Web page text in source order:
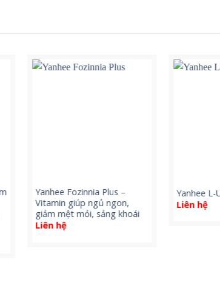
Yanhee Fozinnia Plus –
Vitamin giúp ngủ ngon,
giảm mệt mỏi, sảng khoái
Liên hệ
Yanhee L-
Liên hệ